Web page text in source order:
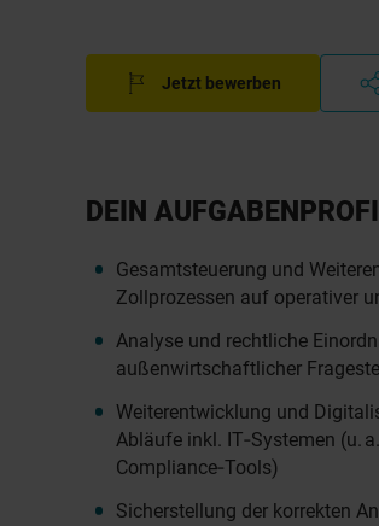
Jetzt bewerben
DEIN
Gesamtsteuerung und
Zollprozessen auf operativer
Analyse und rechtliche
außenwirtschaftlicher
Weiterentwicklung und
Abläufe inkl. IT‑Systemen (u.
Compliance‑Tools)
Sicherstellung der korrekten